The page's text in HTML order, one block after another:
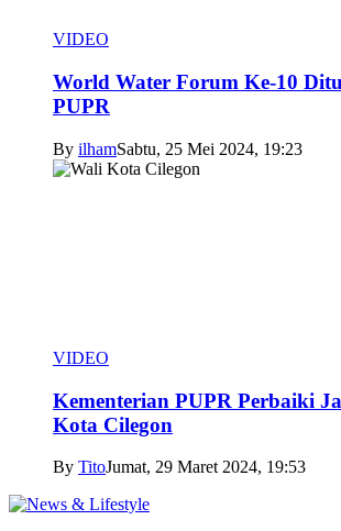
VIDEO
World Water Forum Ke-10
PUPR
By ilhamSabtu, 25 Mei 2024, 19:23
VIDEO
Kementerian PUPR Perbaiki
Kota Cilegon
By TitoJumat, 29 Maret 2024, 19:53